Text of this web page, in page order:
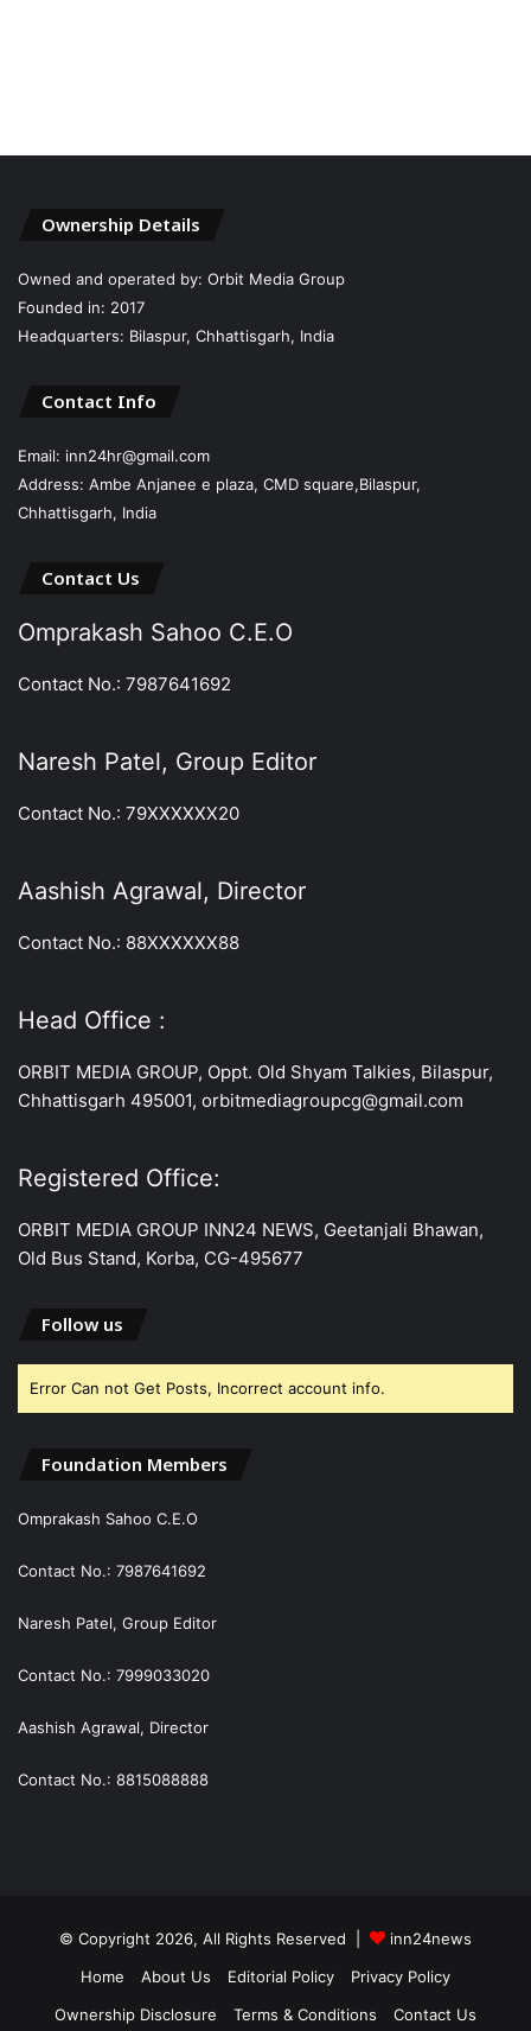
Ownership Details
Owned and operated by: Orbit Media Group
Founded in: 2017
Headquarters: Bilaspur, Chhattisgarh, India
Contact Info
Email: inn24hr@gmail.com
Address: Ambe Anjanee e plaza, CMD square,Bilaspur,
Chhattisgarh, India
Contact Us
Omprakash Sahoo C.E.O
Contact No.: 7987641692
Naresh Patel, Group Editor
Contact No.: 79XXXXXX20
Aashish Agrawal, Director
Contact No.: 88XXXXXX88
Head Office :
ORBIT MEDIA GROUP, Oppt. Old Shyam Talkies, Bilaspur,
Chhattisgarh 495001, orbitmediagroupcg@gmail.com
Registered Office:
ORBIT MEDIA GROUP INN24 NEWS, Geetanjali Bhawan,
Old Bus Stand, Korba, CG-495677
Follow us
Error Can not Get Posts, Incorrect account info.
Foundation Members
Omprakash Sahoo C.E.O
Contact No.: 7987641692
Naresh Patel, Group Editor
Contact No.: 7999033020
Aashish Agrawal, Director
Contact No.: 8815088888
© Copyright 2026, All Rights Reserved |
inn24news
Home
About Us Editorial Policy
Privacy Policy
Ownership Disclosure
Terms & Conditions Contact Us